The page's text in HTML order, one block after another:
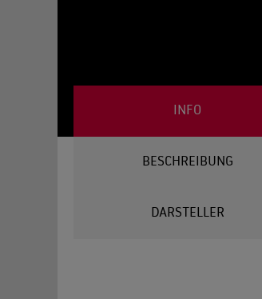
INFO
BESCHREIBUNG
DARSTELLER